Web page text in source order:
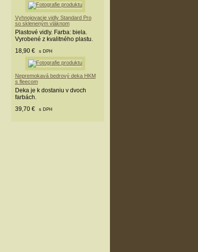
Vyhnojovacie vidly Standard Pro
so skleneným vláknom
Plastové vidly. Farba: biela.
Vyrobené z kvalitného plastu.
18,90 €
s DPH
Nepremokavá bedrový deka HKM
s fleecom
Deka je k dostaniu v dvoch
farbách.
39,70 €
s DPH